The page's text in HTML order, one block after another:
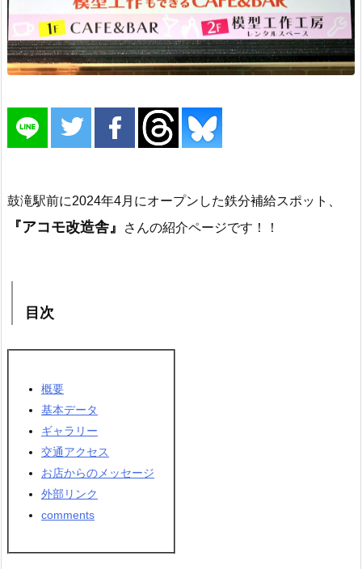
鼓滝駅前に2024年4月にオープンした鉄分補給スポット、
『アコモ改造舎』 さんの紹介ページです！！
目次
概要
基本データ
ギャラリー
交通アクセス
お店からのメッセージ
外部リンク
comments